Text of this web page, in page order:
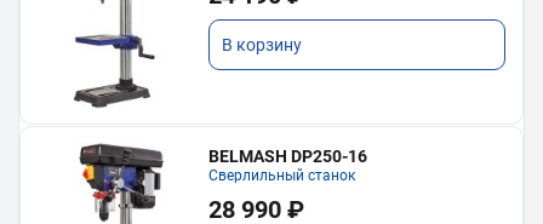
В корзину
BELMASH DP250-16
Сверлильный станок
28 990 ₽